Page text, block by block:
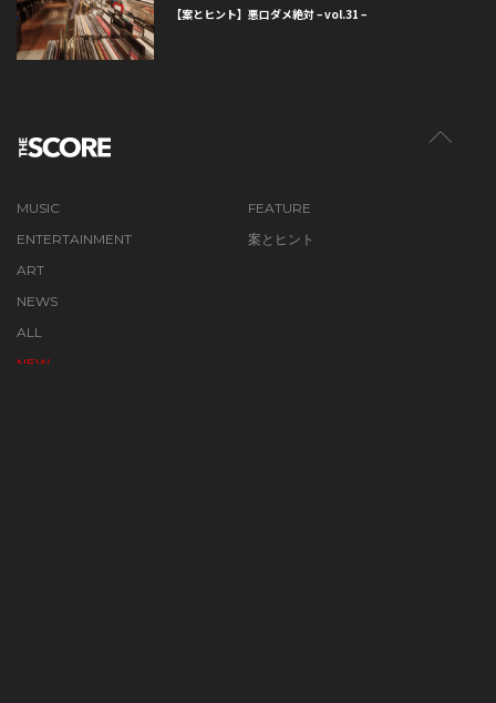
【案とヒント】悪口ダメ絶対 – vol.31 –
MUSIC
ENTERTAINMENT
ART
FEATURE
案とヒント
NEWS
ALL
NEW